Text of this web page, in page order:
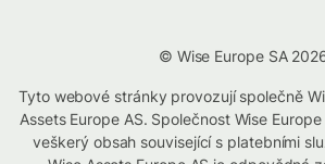
© Wise Europe SA
Tyto webové stránky provozují společně
Assets Europe AS. Společnost Wise
veškerý obsah související s platebními